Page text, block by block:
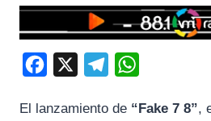
c
a
El lanzamiento de “Fake 7 8”,